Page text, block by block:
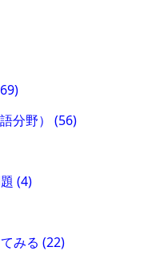
分野） (56)
題(4)
みる(22)